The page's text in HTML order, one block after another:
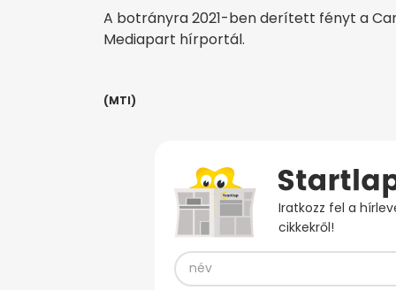
A botrányra 2021-ben derített fényt a
Mediapart hírportál.
(MTI)
Iratkozz fel a
cikkekről!